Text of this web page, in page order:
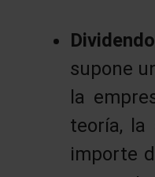
supone
la
teoría, la
importe